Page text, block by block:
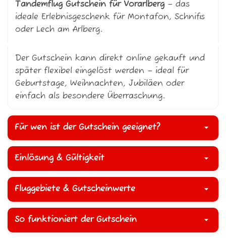
Tandemflug Gutschein für Vorarlberg– das
ideale Erlebnisgeschenk für Montafon, Schnifis
oder Lech am Arlberg.
Der Gutschein kann direkt online gekauft und
später flexibel eingelöst werden – ideal für
Geburtstage, Weihnachten, Jubiläen oder
einfach als besondere Überraschung.
Für wen ist der Gutschein geeignet?
Einlösung & Gültigkeit
Fluggebiete & Gutscheinwerte
So funktioniert der Gutschein